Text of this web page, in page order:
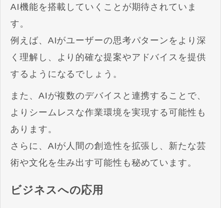
AI機能を搭載していくことが期待されていま
す。
例えば、AIがユーザーの思考パターンをより深
く理解し、より的確な提案やアドバイスを提供
するようになるでしょう。
また、AIが複数のデバイスと連携することで、
よりシームレスな作業環境を実現する可能性も
あります。
さらに、AIが人間の創造性を拡張し、新たな芸
術や文化を生み出す可能性も秘めています。
ビジネスへの応用